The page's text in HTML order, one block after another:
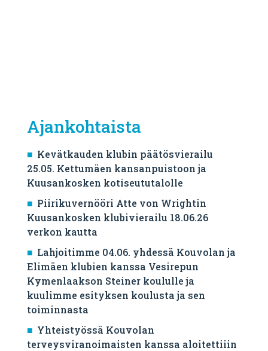
Ajankohtaista
Kevätkauden klubin päätösvierailu
25.05. Kettumäen kansanpuistoon ja
Kuusankosken kotiseututalolle
Piirikuvernööri Atte von Wrightin
Kuusankosken klubivierailu 18.06.26
verkon kautta
Lahjoitimme 04.06. yhdessä Kouvolan ja
Elimäen klubien kanssa Vesirepun
Kymenlaakson Steiner koululle ja
kuulimme esityksen koulusta ja sen
toiminnasta
Yhteistyössä Kouvolan
terveysviranoimaisten kanssa aloitettiiin